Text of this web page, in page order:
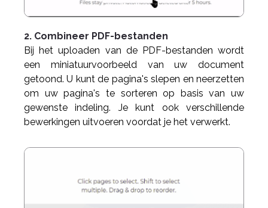
2. Combineer PDF-bestanden
Bij het uploaden van de PDF-bestanden wordt
een miniatuurvoorbeeld van uw document
getoond. U kunt de pagina's slepen en neerzetten
om uw pagina's te sorteren op basis van uw
gewenste indeling. Je kunt ook verschillende
bewerkingen uitvoeren voordat je het verwerkt.